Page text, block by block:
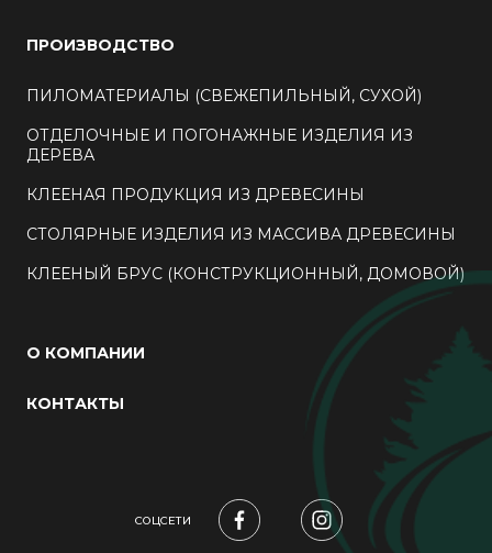
ПРОИЗВОДСТВО
ПИЛОМАТЕРИАЛЫ (СВЕЖЕПИЛЬНЫЙ, СУХОЙ)
ОТДЕЛОЧНЫЕ И ПОГОНАЖНЫЕ ИЗДЕЛИЯ ИЗ
ДЕРЕВА
КЛЕЕНАЯ ПРОДУКЦИЯ ИЗ ДРЕВЕСИНЫ
СТОЛЯРНЫЕ ИЗДЕЛИЯ ИЗ МАССИВА ДРЕВЕСИНЫ
КЛЕЕНЫЙ БРУС (КОНСТРУКЦИОННЫЙ, ДОМОВОЙ)
О КОМПАНИИ
КОНТАКТЫ
СОЦСЕТИ